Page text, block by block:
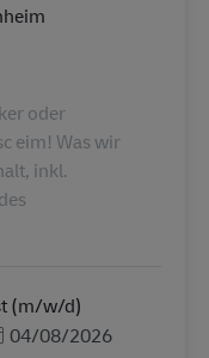
oder
eim! Was wir
inkl.
(m/w/d)
Ανάρτησης
04/08/2026